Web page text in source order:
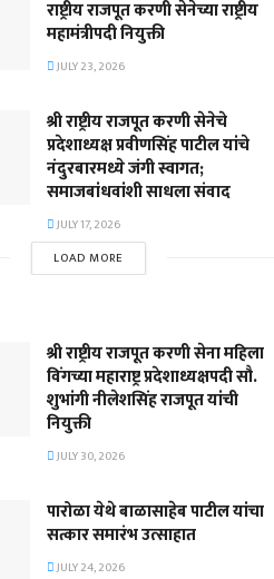
राष्ट्रीय राजपूत करणी सेनेच्या राष्ट्रीय
महामंत्रीपदी नियुक्ती
JULY 23, 2026
श्री राष्ट्रीय राजपूत करणी सेनेचे
प्रदेशाध्यक्ष प्रवीणसिंह पाटील यांचे
नंदुरबारमध्ये जंगी स्वागत;
समाजबांधवांशी साधला संवाद
JULY 17, 2026
LOAD MORE
श्री राष्ट्रीय राजपूत करणी सेना महिला
विंगच्या महाराष्ट्र प्रदेशाध्यक्षपदी सौ.
शुभांगी नीलेशसिंह राजपूत यांची
नियुक्ती
JULY 30, 2026
पारोळा येथे बाळासाहेब पाटील यांचा
सत्कार समारंभ उत्साहात
JULY 24, 2026